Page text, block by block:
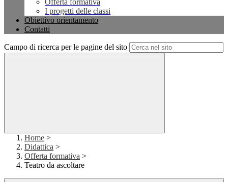
Offerta formativa
I progetti delle classi
Obiettivo orientamento
Contatti
Campo di ricerca per le pagine del sito
Home >
Didattica >
Offerta formativa >
Teatro da ascoltare